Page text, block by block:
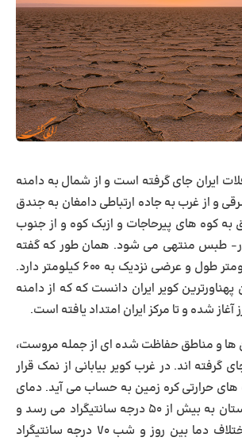
ایران جای گرفته است و از شمال به دامنه
و از غرب به جاده ارتباطی دامغان به جندق
به کوه های پیرحاجات و ازبک کوه و از جنوب
طبس منتهی می شود. همان طور که گفته
شد بیش از ۸۰۰ کیلومتر طول و عرضی نزدیک به ۶۰۰ کیلومتر دارد.
کویر ایران دانست که که از دامنه
آغاز شده و تا مرکز ایران امتداد یافته است.
ها و مناطق حفاظت شده ای از جمله مروست،
گرفته اند. در غرب کویر بیابانی از نمک قرار
های حرارتی کره زمین به حساب می آید. دمای
منطقه در فصل تابستان به بیش از ۵۰ درجه سانتیگراد می رسد و
مشاهده شده که اختلاف دما بین روز و شب ۷۰ درجه سانتیگراد